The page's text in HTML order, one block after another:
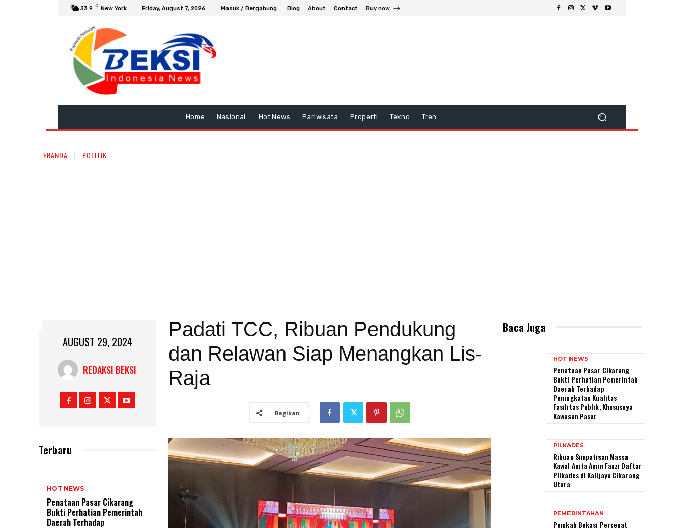
33.9 C New York Friday, August 7, 2026 Masuk / Bergabung Blog About Contact Buy now
Home Nasional Hot News Pariwisata Properti Tekno Tren
BERANDA POLITIK
AUGUST 29, 2024
REDAKSI BEKSI
Terbaru
HOT NEWS
Penataan Pasar Cikarang
Bukti Perhatian Pemerintah
Daerah Terhadap
Padati TCC, Ribuan Pendukung
dan Relawan Siap Menangkan Lis-
Raja
Bagikan
Baca Juga
HOT NEWS
Penataan Pasar Cikarang
Bukti Perhatian Pemerintah
Daerah Terhadap
Peningkatan Kualitas
Fasilitas Publik, Khususnya
Kawasan Pasar
PILKADES
Ribuan Simpatisan Massa
Kawal Anita Amin Fauzi Daftar
Pilkades di Kalijaya Cikarang
Utara
PEMERINTAHAN
Pemkab Bekasi Percepat